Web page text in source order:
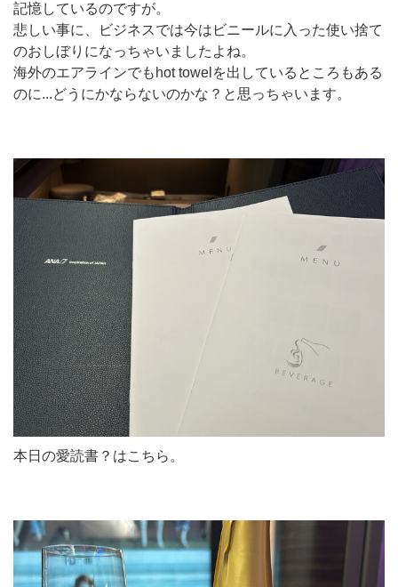
記憶しているのですが。
悲しい事に、ビジネスでは今はビニールに入った使い捨て
のおしぼりになっちゃいましたよね。
海外のエアラインでもhot towelを出しているところもある
のに...どうにかならないのかな？と思っちゃいます。
本日の愛読書？はこちら。